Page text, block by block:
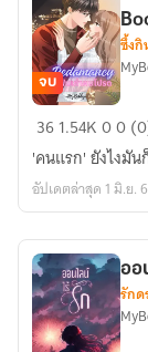
Redamancy
เก่า
คน
(E-
Book)
จบ
ซึ้งกิ
361.54K00
'คนแรก' ยังไงมั
อัปเดตล่าสุด 1 มิ.ย.
ออ
รัก